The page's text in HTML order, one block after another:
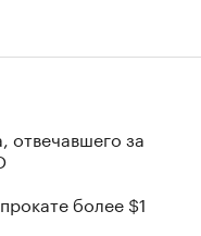
отвечавшего за
более $1